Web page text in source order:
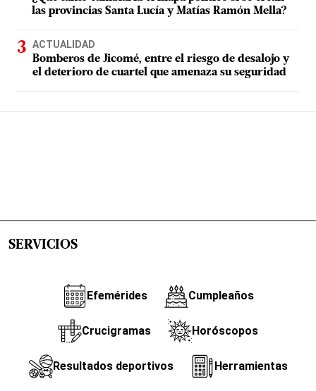
las provincias Santa Lucía y Matías Ramón Mella?
ACTUALIDAD
Bomberos de Jicomé, entre el riesgo de desalojo y
el deterioro de cuartel que amenaza su seguridad
SERVICIOS
Efemérides Cumpleaños
Crucigramas Horóscopos
Resultados deportivos Herramientas